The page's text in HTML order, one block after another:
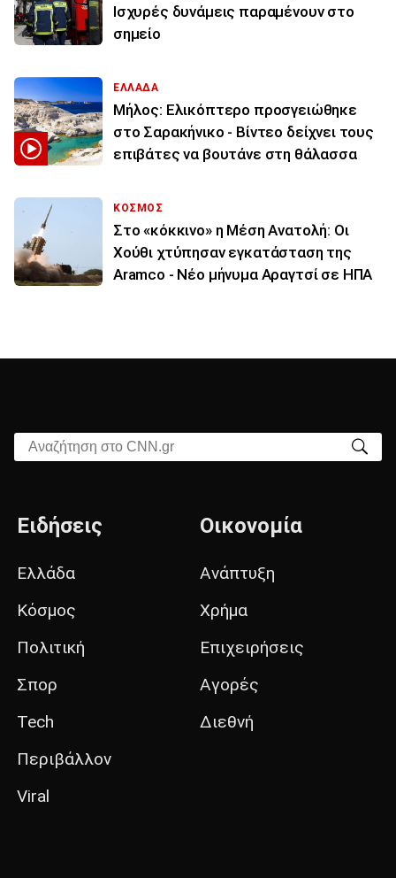
Ισχυρές δυνάμεις παραμένουν στο
σημείο
ΕΛΛΑΔΑ
Μήλος: Ελικόπτερο προσγειώθηκε
στο Σαρακήνικο - Βίντεο δείχνει τους
επιβάτες να βουτάνε στη θάλασσα
ΚΟΣΜΟΣ
Στο «κόκκινο» η Μέση Ανατολή: Οι
Χούθι χτύπησαν εγκατάσταση της
Aramco - Νέο μήνυμα Αραγτσί σε ΗΠΑ
Αναζήτηση στο CNN.gr
Ειδήσεις
Ελλάδα
Κόσμος
Πολιτική
Σπορ
Tech
Περιβάλλον
Viral
Οικονομία
Ανάπτυξη
Χρήμα
Επιχειρήσεις
Αγορές
Διεθνή